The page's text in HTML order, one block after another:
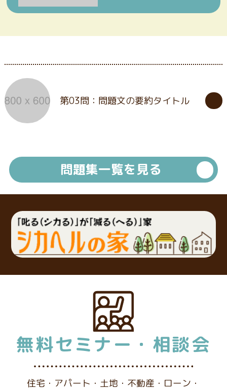
第03問：問題文の要約タイトル
問題集一覧を見る
無料セミナー・相談会
住宅・アパート・土地・不動産・ローン・